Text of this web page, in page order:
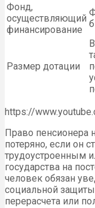
Фонд,
осуществляющий
финансирование
Размер дотации
https://
Право пенсионера
потеряно, если он
трудоустроенным
государства на
человек обязан
социальной
перерасчета или